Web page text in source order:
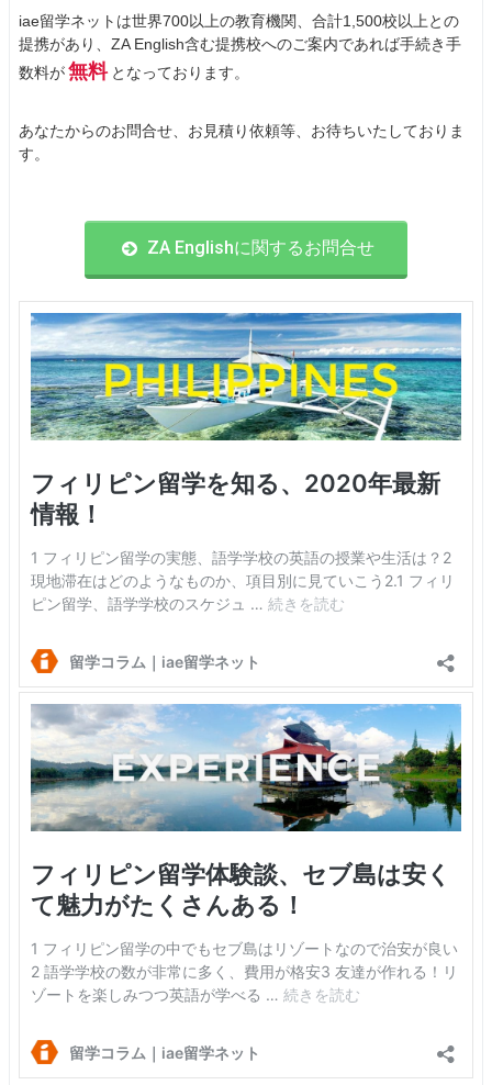
iae留学ネットは世界700以上の教育機関、合計1,500校以上との
提携があり、ZA English含む提携校へのご案内であれば手続き手
数料が 無料 となっております。
あなたからのお問合せ、お見積り依頼等、お待ちいたしておりま
す。
ZA Englishに関するお問合せ